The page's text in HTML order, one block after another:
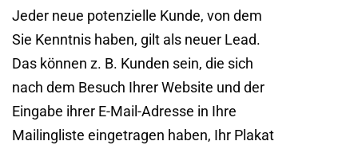
Jeder neue potenzielle Kunde, von dem
Sie Kenntnis haben, gilt als neuer Lead.
Das können z. B. Kunden sein, die sich
nach dem Besuch Ihrer Website und der
Eingabe ihrer E-Mail-Adresse in Ihre
Mailingliste eingetragen haben, Ihr Plakat